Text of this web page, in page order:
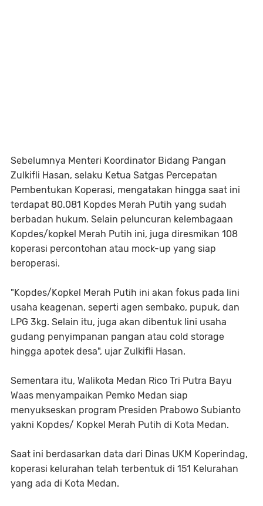
Sebelumnya Menteri Koordinator Bidang Pangan
Zulkifli Hasan, selaku Ketua Satgas Percepatan
Pembentukan Koperasi, mengatakan hingga saat ini
terdapat 80.081 Kopdes Merah Putih yang sudah
berbadan hukum. Selain peluncuran kelembagaan
Kopdes/kopkel Merah Putih ini, juga diresmikan 108
koperasi percontohan atau mock-up yang siap
beroperasi.
"Kopdes/Kopkel Merah Putih ini akan fokus pada lini
usaha keagenan, seperti agen sembako, pupuk, dan
LPG 3kg. Selain itu, juga akan dibentuk lini usaha
gudang penyimpanan pangan atau cold storage
hingga apotek desa", ujar Zulkifli Hasan.
Sementara itu, Walikota Medan Rico Tri Putra Bayu
Waas menyampaikan Pemko Medan siap
menyukseskan program Presiden Prabowo Subianto
yakni Kopdes/ Kopkel Merah Putih di Kota Medan.
Saat ini berdasarkan data dari Dinas UKM Koperindag,
koperasi kelurahan telah terbentuk di 151 Kelurahan
yang ada di Kota Medan.